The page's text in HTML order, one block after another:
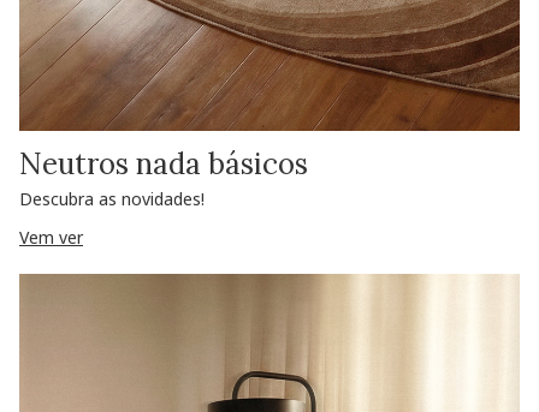
Neutros nada básicos
Descubra as novidades!
Vem ver